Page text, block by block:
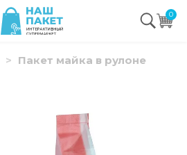
0
Пакет майка в рулоне